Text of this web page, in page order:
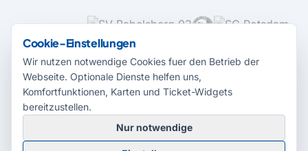
MEDIENPARTNER
© 2026 Radio Potsdam. Webseite entwickelt durch dieMedienagentur
Cookie-Einstellungen
Wir nutzen notwendige Cookies fuer den Betrieb der
Webseite. Optionale Dienste helfen uns,
Komfortfunktionen, Karten und Ticket-Widgets
bereitzustellen.
Nur notwendige